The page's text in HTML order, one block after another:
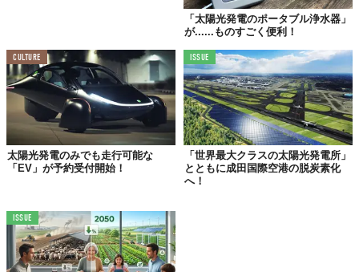
「太陽光発電のポータブル浄水器」
が......ものすごく便利！
CULTURE
太陽光発電のみでも走行可能な
「EV」が予約受付開始！
ISSUE
「世界最大クラスの太陽光発電所」
とともに成田国際空港の脱炭素化
へ！
ISSUE